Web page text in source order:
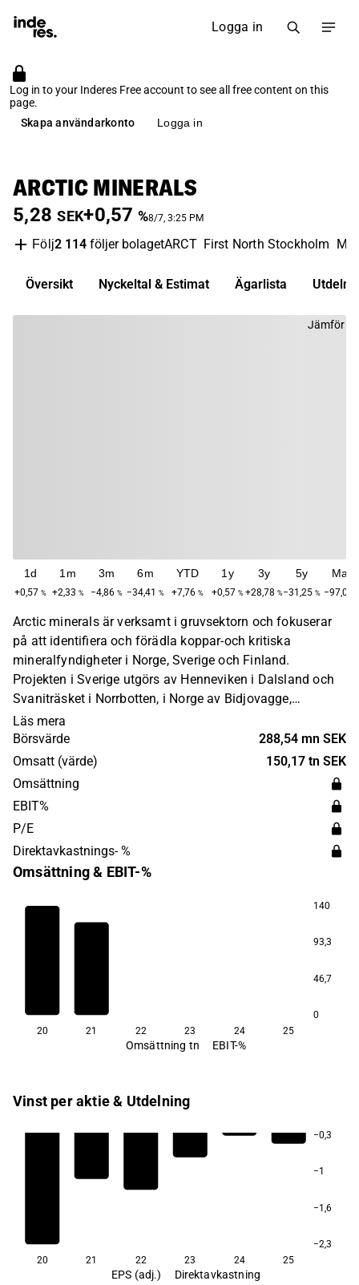
Logga in
Log in to your Inderes Free account to see all free content on this
page.
Skapa användarkonto
Logga in
ARCTIC MINERALS
5,28 SEK+0,57 %8/7, 3:25 PM
Följ2 114 följer bolagetARCT First North Stockholm
Översikt Nyckeltal & Estimat Ägarlista
Jämför
1d
+0,57 %
1m
+2,33 %
3m
−4,86 %
6m
−34,41 %
YTD
+7,76 %
1y
+0,57 %
3y
+28,78 %
5y
−31,25 %
Max
−97,01
Arctic minerals är verksamt i gruvsektorn och fokuserar
på att identifiera och förädla koppar-och kritiska
mineralfyndigheter i Norge, Sverige och Finland.
Projekten i Sverige utgörs av Henneviken i Dalsland och
Svaniträsket i Norrbotten, i Norge av Bidjovagge,
Finnmark och i Finland hittas projekten i Kuusi, Finska
Lappland och i Tavast, mellersta Finland. Bolaget har sitt
huvudkontor i Stockholm.
Läs mera
Börsvärde
288,54 mn SEK
Omsatt (värde)
150,17 tn SEK
Omsättning
EBIT%
P/E
Direktavkastnings- %
Omsättning & EBIT-%
140
93,3
46,7
0
20
21 22 23 24 25
Omsättning tn EBIT-%
Vinst per aktie & Utdelning
−0,3
−1
−1,6
−2,3
20
21 22 23 24 25
EPS (adj.) Direktavkastning